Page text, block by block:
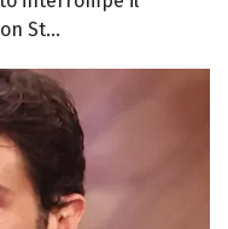
St...